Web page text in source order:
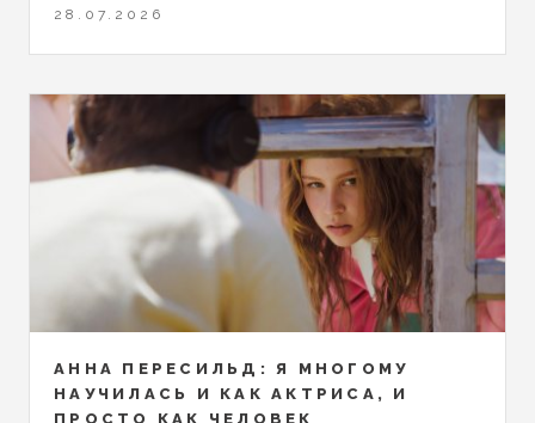
28.07.2026
АННА ПЕРЕСИЛЬД: Я МНОГОМУ
НАУЧИЛАСЬ И КАК АКТРИСА, И
ПРОСТО КАК ЧЕЛОВЕК